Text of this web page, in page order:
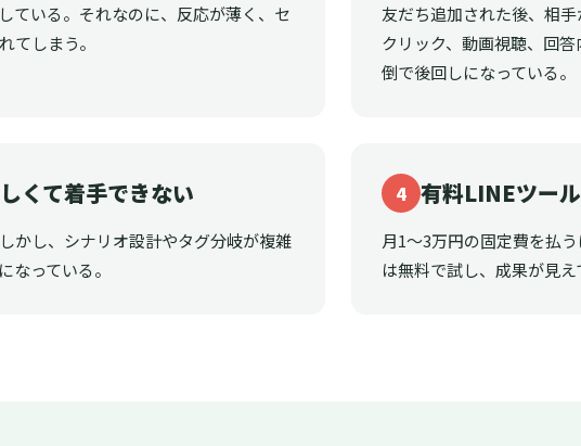
ている。それなのに、反応が薄く、セ
てしまう。
友だち追加された後、相手
クリック、動画視聴、回
倒で後回しになっている。
くて着手できない
かし、シナリオ設計やタグ分岐が複雑
なっている。
4 有料LINEツー
月1〜3万円の固定費を払
は無料で試し、成果が見え